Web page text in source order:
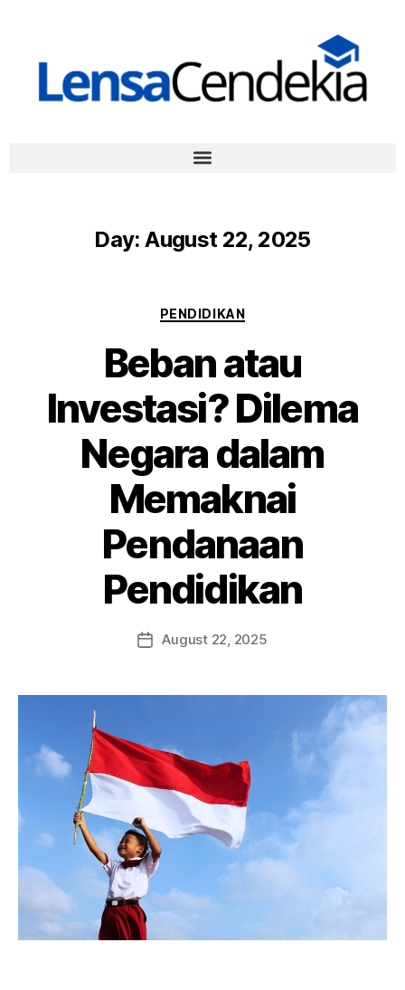
Day: August 22, 2025
PENDIDIKAN
Beban atau
Investasi? Dilema
Negara dalam
Memaknai
Pendanaan
Pendidikan
August 22, 2025